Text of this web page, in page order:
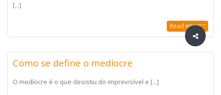
[...]
Read more...
Como se define o medíocre
O medíocre é o que desistiu do imprevisível e [...]